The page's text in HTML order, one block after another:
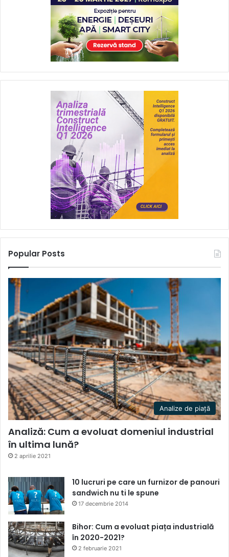
Popular Posts
Analize de piață
Analiză: Cum a evoluat domeniul industrial
în ultima lună?
2 aprilie 2021
10 lucruri pe care un furnizor de panouri
sandwich nu ti le spune
17 decembrie 2014
Bihor: Cum a evoluat piața industrială
în 2020-2021?
2 februarie 2021